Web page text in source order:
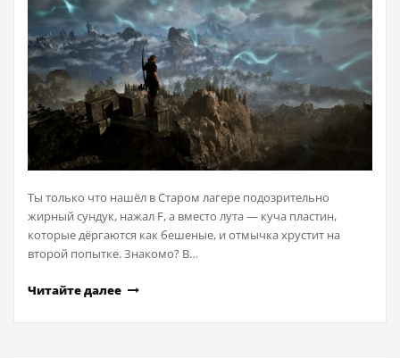
Ты только что нашёл в Старом лагере подозрительно
жирный сундук, нажал F, а вместо лута — куча пластин,
которые дёргаются как бешеные, и отмычка хрустит на
второй попытке. Знакомо? В…
Читайте далее